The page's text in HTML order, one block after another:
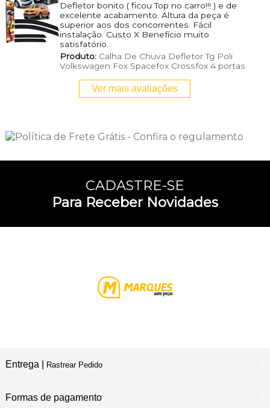
Defletor bonito ( ficou Top no carro!!! ) e de
excelente acabamento. Altura da peça é
superior aos dos concorrentes. Fácil
instalação. Custo X Benefício muito
satisfatório.
Produto:Calha De Chuva Defletor Tg Poli
Volkswagen Fox Spacefox Crossfox 4 portas
Ver mais avaliações
CADASTRE-SE
Para Receber Novidades
Entrega | Rastrear Pedido
Formas de pagamento